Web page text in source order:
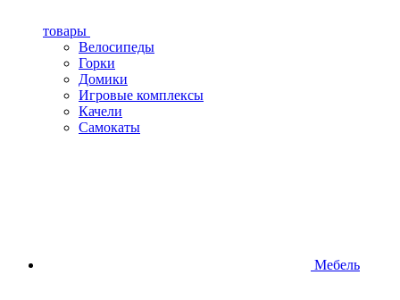
товары
Велосипеды
Горки
Домики
Игровые комплексы
Качели
Самокаты
Мебель